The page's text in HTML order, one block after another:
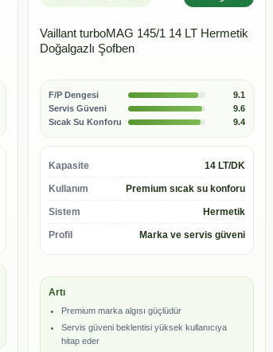
Vaillant turboMAG 145/1 14 LT Hermetik
Doğalgazlı Şofben
F/P Dengesi
9.1
Servis Güveni
9.6
Sıcak Su Konforu
9.4
Kapasite 14 LT/DK
Kullanım Premium sıcak su konforu
Sistem Hermetik
Profil Marka ve servis güveni
Artı
Premium marka algısı güçlüdür
Servis güveni beklentisi yüksek kullanıcıya
hitap eder